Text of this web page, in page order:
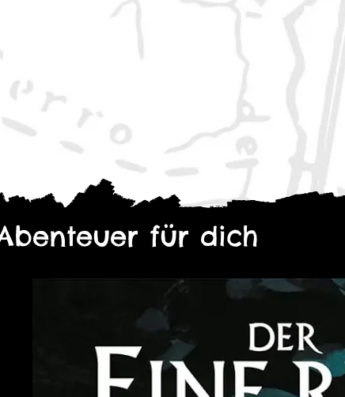
der Region 5000x5000, mit Beschriftung und ohne
mit Grid und ohne
45 Karten: Flusskarten, Pfad in den Hügeln, Brücke und
Tag, Nacht, Verregnet, mit Grid und ohne
für dich